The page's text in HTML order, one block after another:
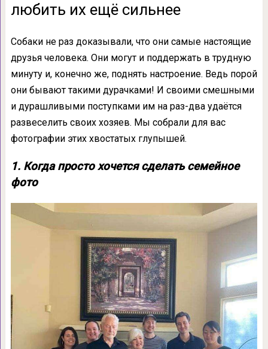
любить их ещё сильнее
Собаки не раз доказывали, что они самые настоящие
друзья человека. Они могут и поддержать в трудную
минуту и, конечно же, поднять настроение. Ведь порой
они бывают такими дурачками! И своими смешными
и дурашливыми поступками им на раз-два удаётся
развеселить своих хозяев. Мы собрали для вас
фотографии этих хвостатых глупышей.
1. Когда просто хочется сделать семейное
фото